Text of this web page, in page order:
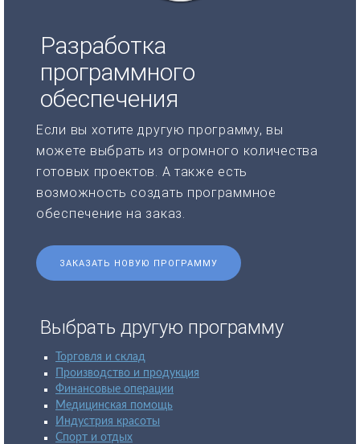
Разработка
программного
обеспечения
Если вы хотите другую программу, вы
можете выбрать из огромного количества
готовых проектов. А также есть
возможность создать программное
обеспечение на заказ.
ЗАКАЗАТЬ НОВУЮ ПРОГРАММУ
Выбрать другую программу
Торговля и склад
Производство и продукция
Финансовые операции
Медицинская помощь
Индустрия красоты
Спорт и отдых